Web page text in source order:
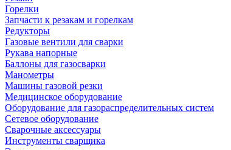
Горелки
Запчасти к резакам и горелкам
Редукторы
Газовые вентили для сварки
Рукава напорные
Баллоны для газосварки
Манометры
Машины газовой резки
Медицинское оборудование
Оборудование для газораспределительных систем
Сетевое оборудование
Сварочные аксессуары
Инструменты сварщика